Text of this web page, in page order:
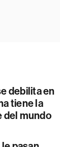
debilita en
tiene la
del mundo